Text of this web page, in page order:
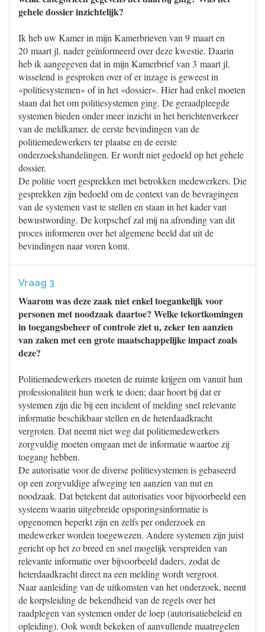
gehele dossier inzichtelijk?
Ik heb uw Kamer in mijn Kamerbrieven van 9 maart en
20 maart jl. nader geïnformeerd over deze kwestie. Daarin
heb ik aangegeven dat in mijn Kamerbrief van 3 maart jl.
wisselend is gesproken over of er inzage is geweest in
«politiesystemen» of in het «dossier». Hier had enkel moeten
staan dat het om politiesystemen ging. De geraadpleegde
systemen bieden onder meer inzicht in het berichtenverkeer
van de meldkamer, de eerste bevindingen van de
politiemedewerkers ter plaatse en de eerste
onderzoekshandelingen. Er wordt niet gedoeld op het gehele
dossier.
De politie voert gesprekken met betrokken medewerkers. Die
gesprekken zijn bedoeld om de context van de bevragingen
van de systemen vast te stellen en staan in het kader van
bewustwording. De korpschef zal mij na afronding van dit
proces informeren over het algemene beeld dat uit de
bevindingen naar voren komt.
Vraag 3
Waarom was deze zaak niet enkel toegankelijk voor
personen met noodzaak daartoe? Welke tekortkomingen
in toegangsbeheer of controle ziet u, zeker ten aanzien
van zaken met een grote maatschappelijke impact zoals
deze?
Politiemedewerkers moeten de ruimte krijgen om vanuit hun
professionaliteit hun werk te doen; daar hoort bij dat er
systemen zijn die bij een incident of melding snel relevante
informatie beschikbaar stellen en de heterdaadkracht
vergroten. Dat neemt niet weg dat politiemedewerkers
zorgvuldig moeten omgaan met de informatie waartoe zij
toegang hebben.
De autorisatie voor de diverse politiesystemen is gebaseerd
op een zorgvuldige afweging ten aanzien van nut en
noodzaak. Dat betekent dat autorisaties voor bijvoorbeeld een
systeem waarin uitgebreide opsporingsinformatie is
opgenomen beperkt zijn en zelfs per onderzoek en
medewerker worden toegewezen. Andere systemen zijn juist
gericht op het zo breed en snel mogelijk verspreiden van
relevante informatie over bijvoorbeeld daders, zodat de
heterdaadkracht direct na een melding wordt vergroot.
Naar aanleiding van de uitkomsten van het onderzoek, neemt
de korpsleiding de bekendheid van de regels over het
raadplegen van systemen onder de loep (autorisatiebeleid en
opleiding). Ook wordt bekeken of aanvullende maatregelen